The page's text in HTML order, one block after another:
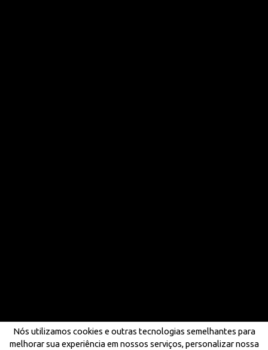
Nós utilizamos cookies e outras tecnologias semelhantes para
melhorar sua experiência em nossos serviços, personalizar nossa